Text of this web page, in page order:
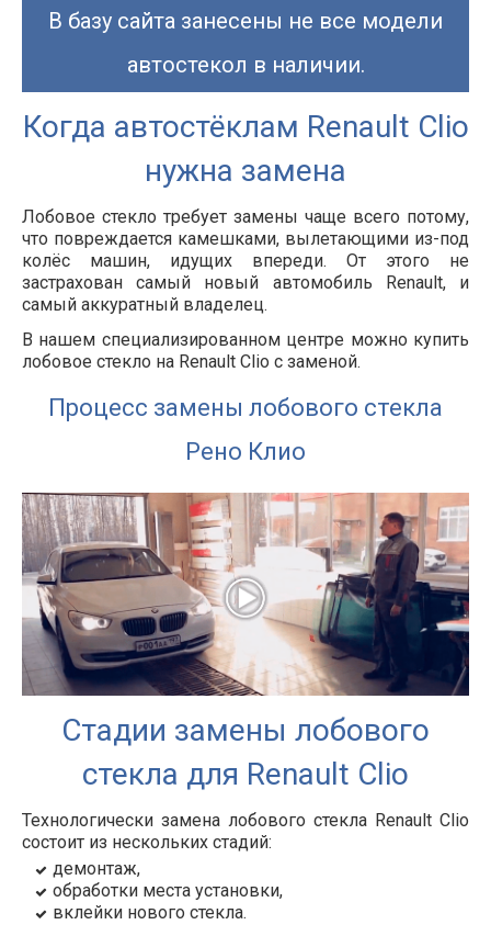
В базу сайта занесены не все модели
автостекол в наличии.
Когда автостёклам Renault Clio
нужна замена
Лобовое стекло требует замены чаще всего потому,
что повреждается камешками, вылетающими из-под
колёс машин, идущих впереди. От этого не
застрахован самый новый автомобиль Renault, и
самый аккуратный владелец.
В нашем специализированном центре можно купить
лобовое стекло на Renault Clio с заменой.
Процесс замены лобового стекла
Рено Клио
Стадии замены лобового
стекла для Renault Clio
Технологически замена лобового стекла Renault Clio
состоит из нескольких стадий:
демонтаж,
обработки места установки,
вклейки нового стекла.